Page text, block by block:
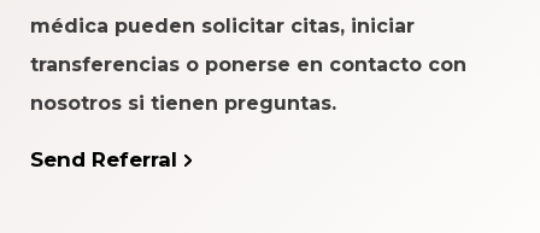
médica pueden solicitar citas, iniciar
transferencias o ponerse en contacto con
nosotros si tienen preguntas.
Send Referral